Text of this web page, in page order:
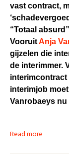
vast contract,
“Totaal
VooruitAnja
gijzelen die
de interimmer.
interimcontract
interimjob
Vanrobaeys
Read more